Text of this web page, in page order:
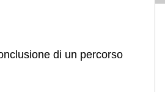
di un percorso